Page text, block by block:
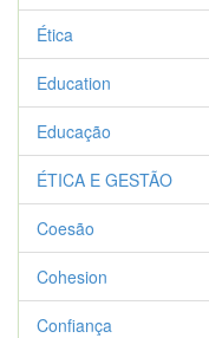
Ética
Education
Educação
ÉTICA E GESTÃO
Coesão
Cohesion
Confiança